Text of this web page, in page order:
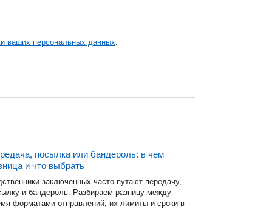
ваших персональных данных.
посылка или бандероль: в чем
и что выбрать
заключенных часто путают передачу,
и бандероль. Разбираем разницу между
форматами отправлений, их лимиты и сроки в